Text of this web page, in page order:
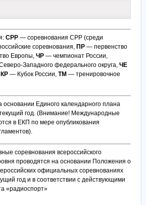
СРР— соревнования СРР (среди
соревнования, ПР— первенство
Европы, ЧР— чемпионат России,
Западного федерального округа, ЧЕ
КР— Кубок России, ТМ — тренировочное
основании Единого календарного плана
год. (Внимание! Международные
в ЕКП по мере опубликования
соревнования всероссийского
проводятся на основании Положения о
официальных соревнованиях
год и в соответствии с действующими
«радиоспорт»